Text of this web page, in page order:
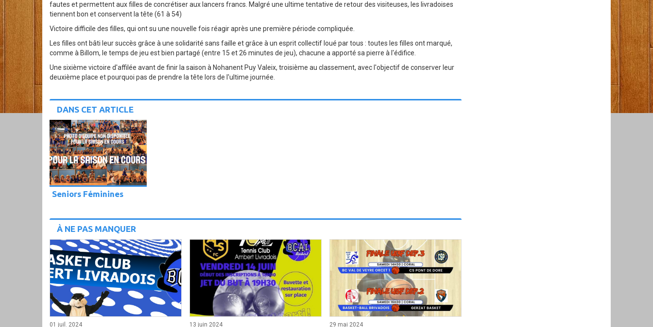
fautes et permettent aux filles de concrétiser aux lancers francs. Malgré une ultime tentative de retour des visiteuses, les livradoises
tiennent bon et conservent la tête (61 à 54)
Victoire difficile des filles, qui ont su une nouvelle fois réagir après une première période compliquée.
Les filles ont bâti leur succès grâce à une solidarité sans faille et grâce à un esprit collectif loué par tous : toutes les filles ont marqué,
comme à Billom, le temps de jeu est bien partagé (entre 15 et 26 minutes de jeu), chacune a apporté sa pierre à l'édifice.
Une sixième victoire d'affilée avant de finir la saison à Nohanent Puy Valeix, troisième au classement, avec l'objectif de conserver leur
deuxième place et pourquoi pas de prendre la tête lors de l'ultime journée.
DANS CET ARTICLE
Seniors Féminines
À NE PAS MANQUER
01 juil. 2024 13 juin 2024 29 mai 2024